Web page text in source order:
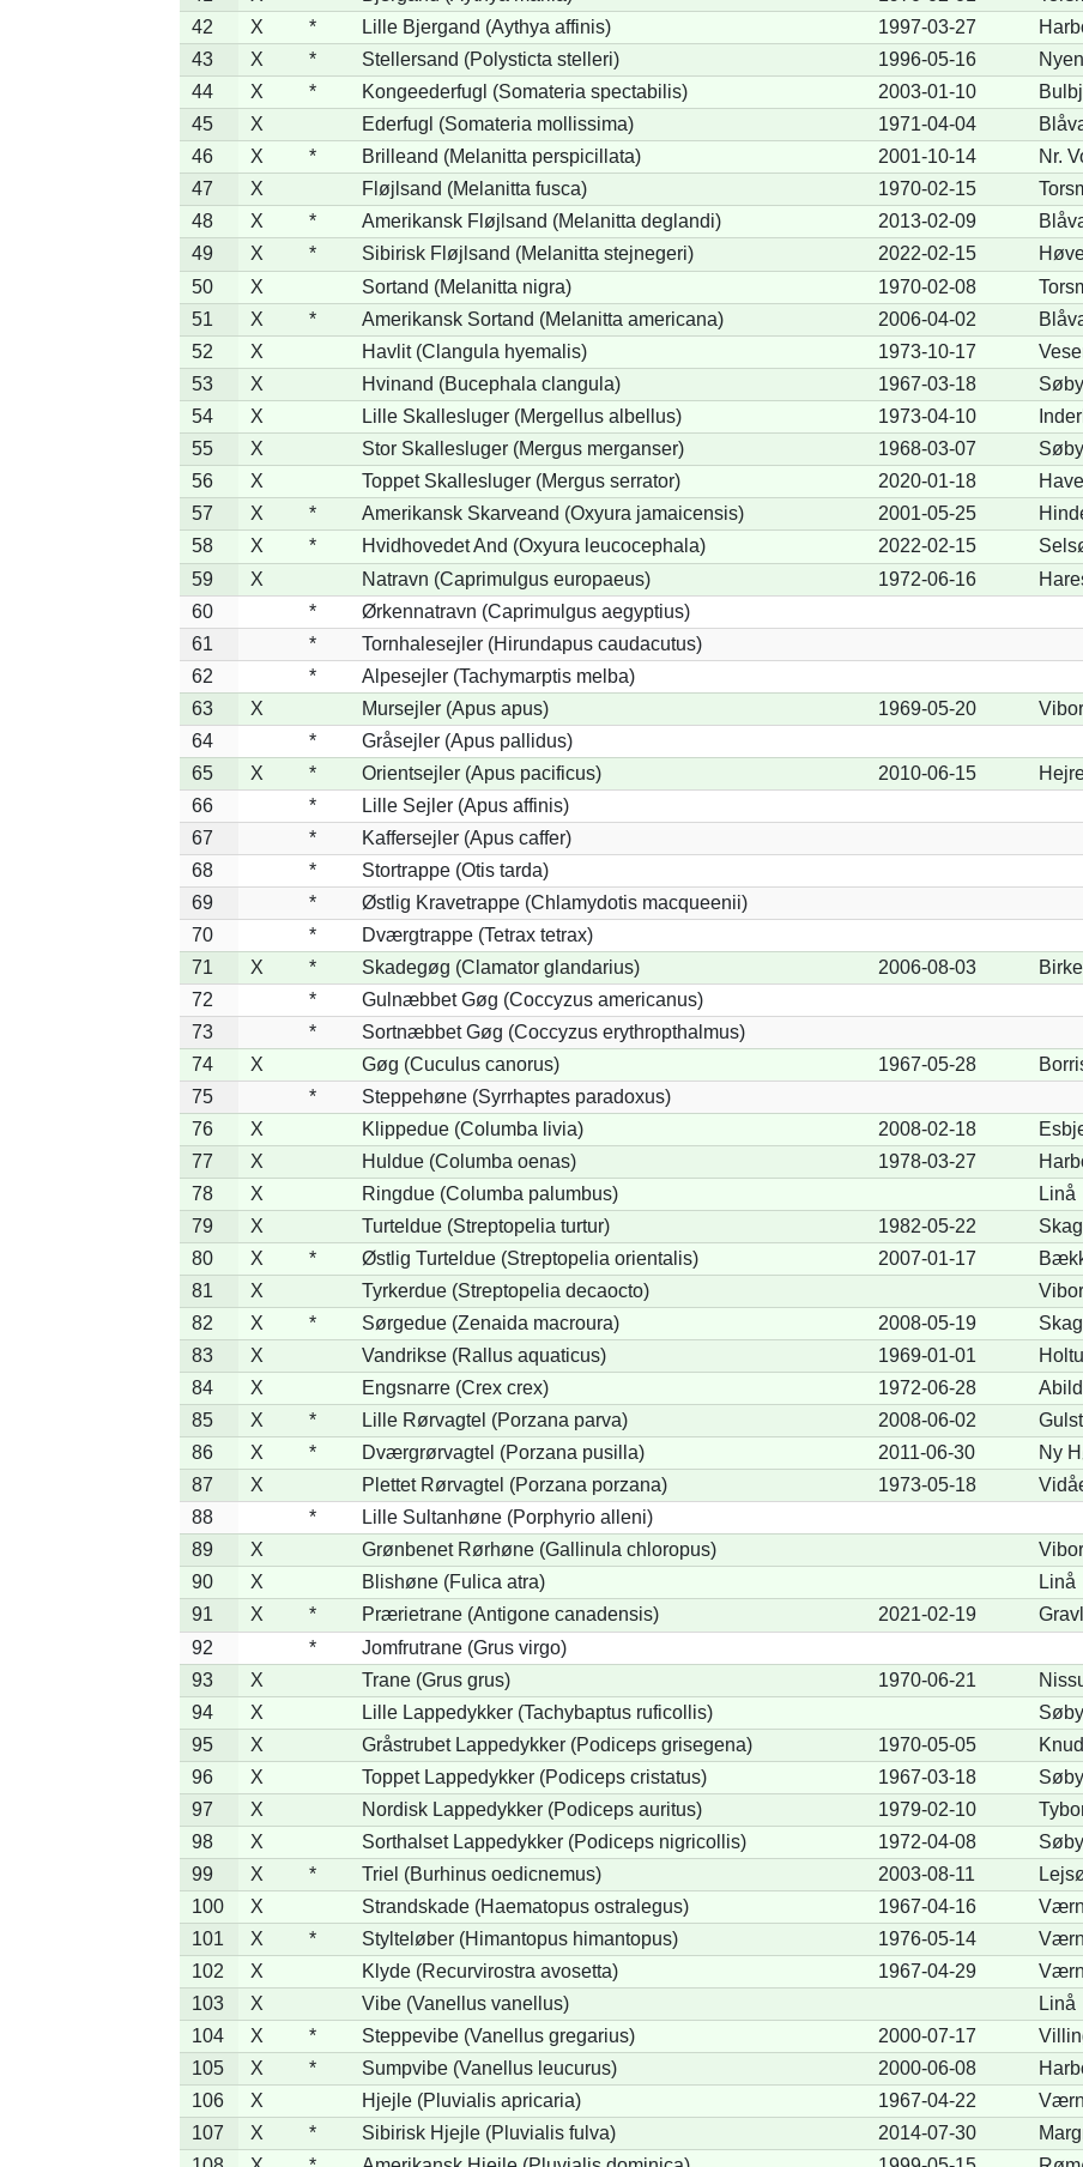
42
X * Lille Bjergand (Aythya affinis) 1997-03-27
43
X * Stellersand (Polysticta stelleri) 1996-05-16
44
X * Kongeederfugl (Somateria spectabilis) 2003-01-10
45
X Ederfugl (Somateria mollissima) 1971-04-04
46
X * Brilleand (Melanitta perspicillata) 2001-10-14
Nr.
47
X Fløjlsand (Melanitta fusca) 1970-02-15
48
X * Amerikansk Fløjlsand (Melanitta deglandi) 2013-02-09
49
X * Sibirisk Fløjlsand (Melanitta stejnegeri) 2022-02-15
50
X Sortand (Melanitta nigra) 1970-02-08
51
X * Amerikansk Sortand (Melanitta americana) 2006-04-02
52
X Havlit (Clangula hyemalis) 1973-10-17
53
X Hvinand (Bucephala clangula) 1967-03-18
54
X Lille Skallesluger (Mergellus albellus) 1973-04-10
55
X Stor Skallesluger (Mergus merganser) 1968-03-07
56
X Toppet Skallesluger (Mergus serrator) 2020-01-18
57
X * Amerikansk Skarveand (Oxyura jamaicensis) 2001-05-25
58
X * Hvidhovedet And (Oxyura leucocephala) 2022-02-15
59
X Natravn (Caprimulgus europaeus) 1972-06-16
60
*
Ørkennatravn (Caprimulgus aegyptius)
61
*
Tornhalesejler (Hirundapus caudacutus)
62
*
Alpesejler (Tachymarptis melba)
63
X Mursejler (Apus apus) 1969-05-20
64
*
Gråsejler (Apus pallidus)
65
X * Orientsejler (Apus pacificus) 2010-06-15
66
*
Lille Sejler (Apus affinis)
67
*
Kaffersejler (Apus caffer)
68
*
Stortrappe (Otis tarda)
69
*
Østlig Kravetrappe (Chlamydotis macqueenii)
70
*
Dværgtrappe (Tetrax tetrax)
71
X * Skadegøg (Clamator glandarius) 2006-08-03
72
*
Gulnæbbet Gøg (Coccyzus americanus)
73
*
Sortnæbbet Gøg (Coccyzus erythropthalmus)
74
X Gøg (Cuculus canorus) 1967-05-28
75
*
Steppehøne (Syrrhaptes paradoxus)
76
X Klippedue (Columba livia) 2008-02-18
77
X Huldue (Columba oenas) 1978-03-27
78
X Ringdue (Columba palumbus)
Linå
79
X Turteldue (Streptopelia turtur) 1982-05-22
80
X * Østlig Turteldue (Streptopelia orientalis) 2007-01-17
81
X Tyrkerdue (Streptopelia decaocto)
82
X * Sørgedue (Zenaida macroura) 2008-05-19
83
X Vandrikse (Rallus aquaticus) 1969-01-01
84
X Engsnarre (Crex crex) 1972-06-28
85
X * Lille Rørvagtel (Porzana parva) 2008-06-02
86
X * Dværgrørvagtel (Porzana pusilla) 2011-06-30
Ny
87
X Plettet Rørvagtel (Porzana porzana) 1973-05-18
88
*
Lille Sultanhøne (Porphyrio alleni)
89
X Grønbenet Rørhøne (Gallinula chloropus)
90
X Blishøne (Fulica atra)
Linå
91
X * Prærietrane (Antigone canadensis) 2021-02-19
92
*
Jomfrutrane (Grus virgo)
93
X Trane (Grus grus) 1970-06-21
94
X Lille Lappedykker (Tachybaptus ruficollis)
95
X Gråstrubet Lappedykker (Podiceps grisegena) 1970-05-05
96
X Toppet Lappedykker (Podiceps cristatus) 1967-03-18
97
X Nordisk Lappedykker (Podiceps auritus) 1979-02-10
98
X Sorthalset Lappedykker (Podiceps nigricollis) 1972-04-08
99
X * Triel (Burhinus oedicnemus) 2003-08-11
100
X Strandskade (Haematopus ostralegus) 1967-04-16
101
X * Stylteløber (Himantopus himantopus) 1976-05-14
102
X Klyde (Recurvirostra avosetta) 1967-04-29
103
X Vibe (Vanellus vanellus)
Linå
104
X * Steppevibe (Vanellus gregarius) 2000-07-17
105
X * Sumpvibe (Vanellus leucurus) 2000-06-08
106
X Hjejle (Pluvialis apricaria) 1967-04-22
107
X * Sibirisk Hjejle (Pluvialis fulva) 2014-07-30